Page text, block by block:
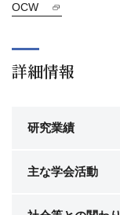
OCW
詳細情報
研究業績
主な学会活動